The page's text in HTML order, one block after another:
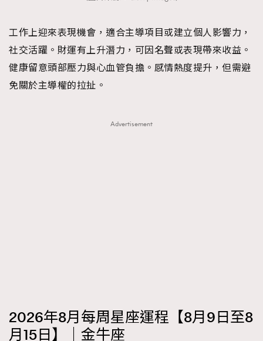
工作上迎來表現機會，適合主導項目或建立個人影響力，
社交活躍。財運有上升潛力，可因名聲或表現帶來收益。
健康留意頭部壓力與心血管負擔。感情熱度提升，但需避
免關於主導權的拉扯。
Advertisement
2026年8月每周星座運程【8月9日至8
月15日】｜金牛座